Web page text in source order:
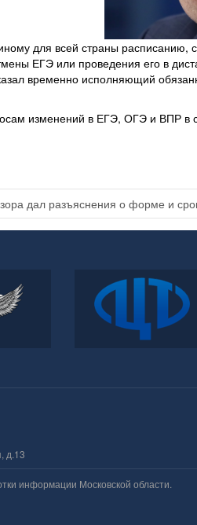
для всей страны расписанию,
ЕГЭ или проведения его в
временно исполняющий
изменений в ЕГЭ, ОГЭ и ВПР в
дал разъяснения о форме и
по
науки
ФГБУ
«Федеральный центр
тестирования»
д.13
информации Московской области.